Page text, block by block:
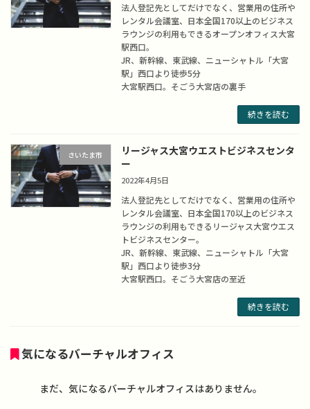
法人登記先としてだけでなく、営業用の住所や
レンタル会議室、日本全国170以上のビジネス
ラウンジの利用もできるオープンオフィス大宮
駅西口。
JR、新幹線、東武線、ニューシャトル「大宮
駅」西口より徒歩5分
大宮駅西口。そごう大宮店の裏手
続きを読む
さいたま市
リージャス大宮ウエストビジネスセンタ
ー
2022年4月5日
法人登記先としてだけでなく、営業用の住所や
レンタル会議室、日本全国170以上のビジネス
ラウンジの利用もできるリージャス大宮ウエス
トビジネスセンター。
JR、新幹線、東武線、ニューシャトル「大宮
駅」西口より徒歩3分
大宮駅西口。そごう大宮店の至近
続きを読む
気になるバーチャルオフィス
まだ、気になるバーチャルオフィスはありません。